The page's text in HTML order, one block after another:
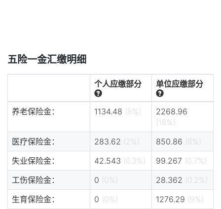
五险一金汇缴明细
个人应缴部分 单位应缴部分
养老保险金： 1134.48 (8%)
2268.96
(16%)
医疗保险金：
283.62 (2%) 850.86 (6%)
失业保险金：
42.543 (0.3%) 99.267 (0.7%)
工伤保险金：
0 (0%) 28.362 (0.2%)
生育保险金：
0 (0%) 1276.29 (9%)